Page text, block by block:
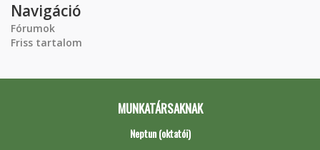
Navigáció
Fórumok
Friss tartalom
MUNKATÁRSAKNAK
Neptun (oktatói)